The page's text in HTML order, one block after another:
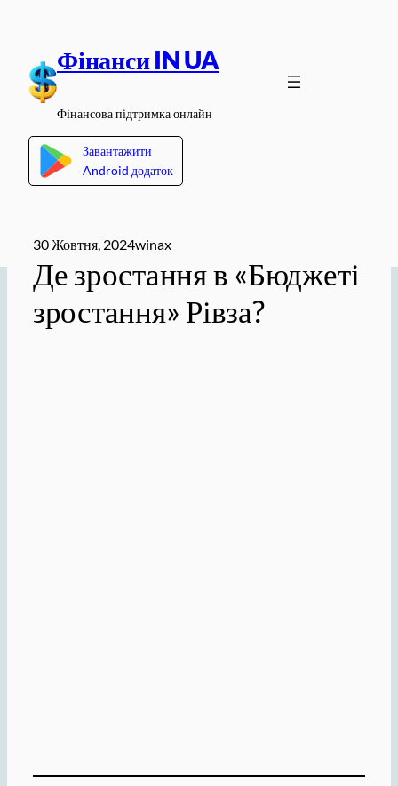
вмісту
Фінанси IN UA
Фінансова підтримка онлайн
Завантажити
Android додаток
30 Жовтня, 2024winax
Де зростання в «Бюджеті
зростання» Рівза?